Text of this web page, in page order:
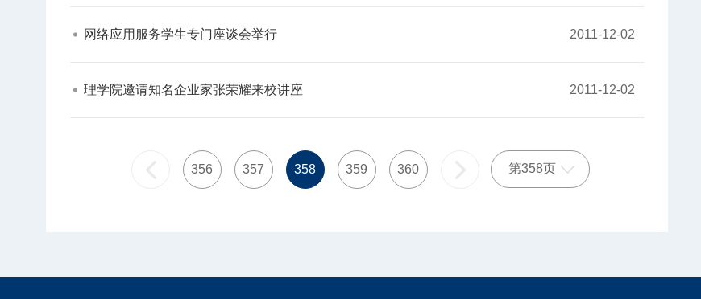
2011-12-02
网络应用服务学生专门座谈会举行​
2011-12-02
理学院邀请知名企业家张荣耀来校讲座​
356 357 358 359 360 第358页